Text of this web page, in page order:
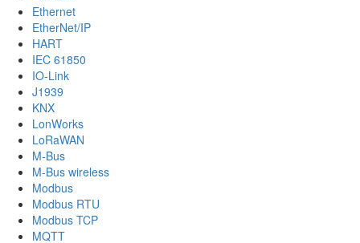
Ethernet
EtherNet/IP
HART
IEC 61850
IO-Link
J1939
KNX
LonWorks
LoRaWAN
M-Bus
M-Bus wireless
Modbus
Modbus RTU
Modbus TCP
MQTT